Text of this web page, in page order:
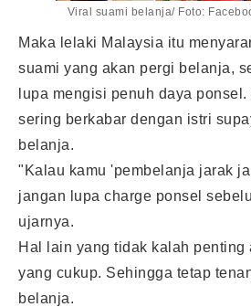
Viral suami belanja/ Foto:
Maka lelaki Malaysia itu
suami yang akan pergi belanja,
lupa mengisi penuh daya
sering berkabar dengan istri
belanja.
"Kalau kamu 'pembelanja jarak
jangan lupa charge ponsel
ujarnya.
Hal lain yang tidak kalah penting
yang cukup. Sehingga tetap
belanja.